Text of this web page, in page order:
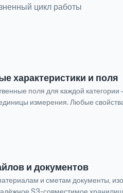
цикл работы
характеристики и поля
поля для каждой категории
измерения. Любые
и документов
и сметам документы,